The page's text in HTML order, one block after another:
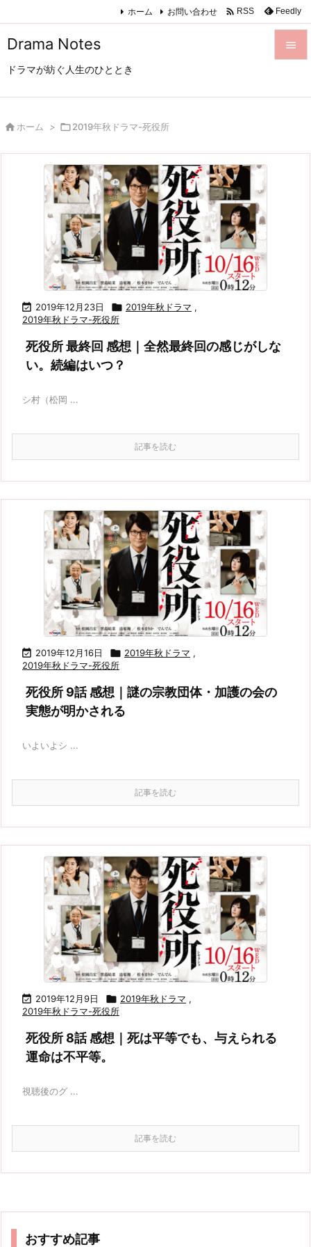
Drama Notes
ドラマが紡ぐ人生のひととき

ホーム お問い合わせ  RSS Feedly
 ホーム > 2019年秋ドラマ-死役所
 2019年12月23日  2019年秋ドラマ ,
2019年秋ドラマ-死役所
死役所 最終回 感想｜全然最終回の感じがしな
い。続編はいつ？
シ村（松岡 ...
記事を読む
 2019年12月16日  2019年秋ドラマ ,
2019年秋ドラマ-死役所
死役所 9話 感想｜謎の宗教団体・加護の会の
実態が明かされる
いよいよシ ...
記事を読む
 2019年12月9日  2019年秋ドラマ ,
2019年秋ドラマ-死役所
死役所 8話 感想｜死は平等でも、与えられる
運命は不平等。
視聴後のグ ...
記事を読む
おすすめ記事